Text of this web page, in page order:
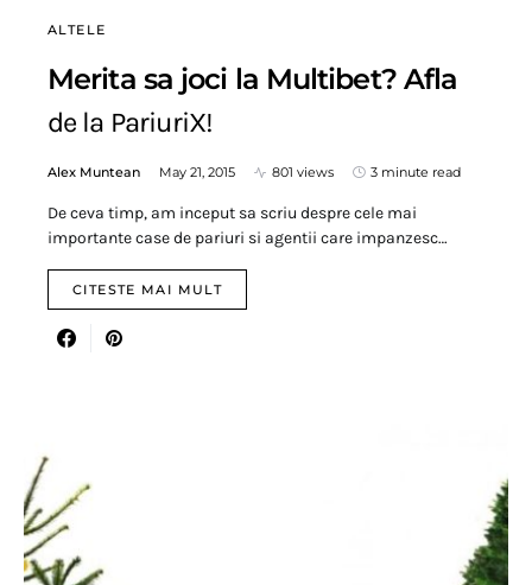
ALTELE
Merita sa joci la Multibet? Afla
de la PariuriX!
Alex Muntean May 21, 2015 801 views 3 minute read
De ceva timp, am inceput sa scriu despre cele mai
importante case de pariuri si agentii care impanzesc…
CITESTE MAI MULT